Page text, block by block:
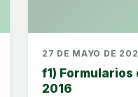
27 DE MAYO DE
f1) Formularios
2016